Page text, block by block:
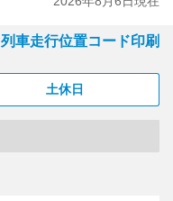
列車走行位置コード印刷
土休日